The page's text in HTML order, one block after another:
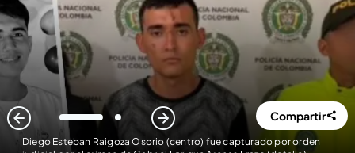
Diego Esteban Raigoza Osorio (centro) fue capturado por orden
1 2 Compartir